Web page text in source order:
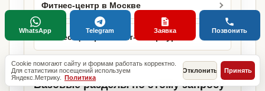
Фитнес-центр в Москве
Фитнес-центр в Санкт-Петербурге
Базовые разделы по этому запросу
Cookie помогают сайту и формам работать корректно.
Для статистики посещений используем
Яндекс.Метрику. Политика
Отклонить Принять
WhatsApp Telegram Заявка Позвонить